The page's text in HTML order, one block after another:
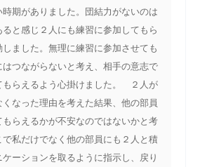
期がありました。団結力がないのは
と感じ２人にも練習に参加してもら
ました。無理に練習に参加させても
つながらないと考え、相手の意志で
もらえるよう心掛けました。 ２人が
なった理由を考えた結果、他の部員
らえるかが不安なのではないかと考
で私だけでなく他の部員にも２人と積
ーションを取るように指示し、戻り